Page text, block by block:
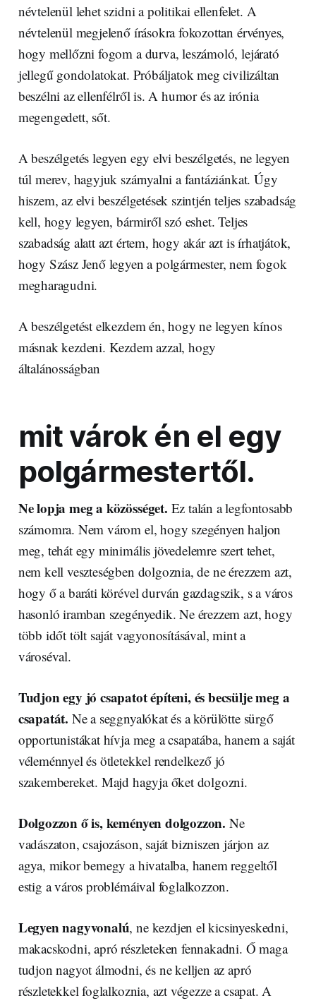
névtelenül lehet szidni a politikai ellenfelet. A
névtelenül megjelenő írásokra fokozottan érvényes,
hogy mellőzni fogom a durva, leszámoló, lejárató
jellegű gondolatokat. Próbáljatok meg civilizáltan
beszélni az ellenfélről is. A humor és az irónia
megengedett, sőt.
A beszélgetés legyen egy elvi beszélgetés, ne legyen
túl merev, hagyjuk szárnyalni a fantáziánkat. Úgy
hiszem, az elvi beszélgetések szintjén teljes szabadság
kell, hogy legyen, bármiről szó eshet. Teljes
szabadság alatt azt értem, hogy akár azt is írhatjátok,
hogy Szász Jenő legyen a polgármester, nem fogok
megharagudni.
A beszélgetést elkezdem én, hogy ne legyen kínos
másnak kezdeni. Kezdem azzal, hogy
általánosságban
mit várok én el egy
polgármestertől.
Ne lopja meg a közösséget. Ez talán a legfontosabb
számomra. Nem várom el, hogy szegényen haljon
meg, tehát egy minimális jövedelemre szert tehet,
nem kell veszteségben dolgoznia, de ne érezzem azt,
hogy ő a baráti körével durván gazdagszik, s a város
hasonló iramban szegényedik. Ne érezzem azt, hogy
több időt tölt saját vagyonosításával, mint a
városéval.
Tudjon egy jó csapatot építeni, és becsülje meg a
csapatát. Ne a seggnyalókat és a körülötte sürgő
opportunistákat hívja meg a csapatába, hanem a saját
véleménnyel és ötletekkel rendelkező jó
szakembereket. Majd hagyja őket dolgozni.
Dolgozzon ő is, keményen dolgozzon. Ne
vadászaton, csajozáson, saját bizniszen járjon az
agya, mikor bemegy a hivatalba, hanem reggeltől
estig a város problémáival foglalkozzon.
Legyen nagyvonalú, ne kezdjen el kicsinyeskedni,
makacskodni, apró részleteken fennakadni. Ő maga
tudjon nagyot álmodni, és ne kelljen az apró
részletekkel foglalkoznia, azt végezze a csapat. A